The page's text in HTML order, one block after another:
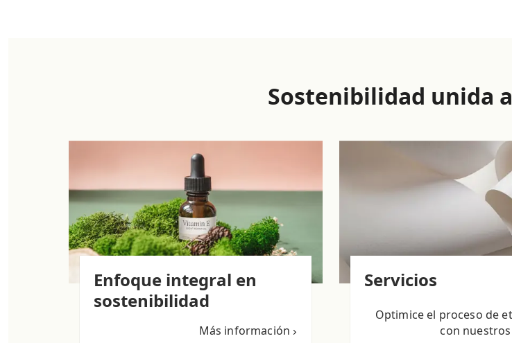
Sostenibilidad unida
Enfoque integral en
sostenibilidad
Más información
Servicios
Optimice el proceso de
con